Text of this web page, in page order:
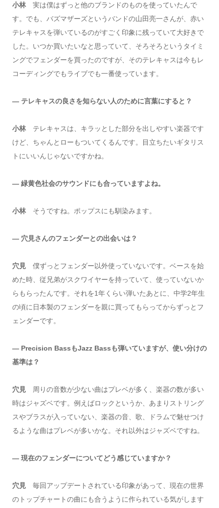
小林 実は僕はずっと他のブランドのものを使っていたんで
す。でも、バズマザーズというバンドの山田亮一さんが、赤い
テレキャスを弾いているのがすごく印象に残っていて大好きで
した。いつか買いたいなと思っていて、そろそろというタイミ
ングでフェンダーを買ったのですが、そのテレキャスは今もレ
コーディングでもライブでも一番使っています。
― テレキャスの良さを知らない人のために言葉にすると？
小林 テレキャスは、キラッとした部分を出しやすい楽器です
けど、ちゃんとローもついてくるんです。目立ちたいギタリス
トにいいんじゃないですかね。
― 緑黄色社会のサウンドにも合っていますよね。
小林 そうですね。ポップスにも馴染みます。
― 穴見さんのフェンダーとの出会いは？
穴見 僕ずっとフェンダー以外使っていないです。ベースを始
めた時、従兄弟がスクワイヤーを持っていて、使っていないか
らもらったんです。それを1年くらい弾いたあとに、中学2年生
の頃に日本製のフェンダーを親に買ってもらってからずっとフ
ェンダーです。
― Precision BassもJazz Bassも弾いていますが、使い分けの
基準は？
穴見
周りの音数が少ない曲はプレベが多く、楽器の数が多い
時はジャズベです。例えばロックというか、あまりストリング
スやブラスが入っていない、楽器の音、歌、ドラムで魅せつけ
るような曲はプレベが多いかな。それ以外はジャズベですね。
― 現在のフェンダーについてどう感じていますか？
穴見 毎回アップデートされている印象があって、現在の世界
のトップチャートの曲にも合うように作られている気がします